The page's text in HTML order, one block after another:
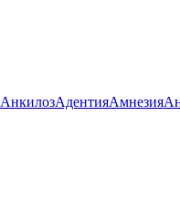
АнкилозАдентияАмнезия